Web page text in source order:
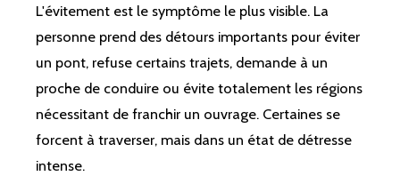
L'évitement est le symptôme le plus visible. La
personne prend des détours importants pour éviter
un pont, refuse certains trajets, demande à un
proche de conduire ou évite totalement les régions
nécessitant de franchir un ouvrage. Certaines se
forcent à traverser, mais dans un état de détresse
intense.